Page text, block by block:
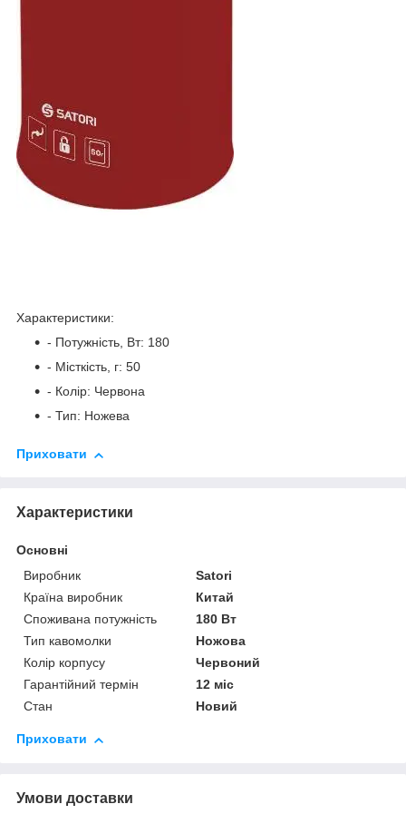
Характеристики:
- Потужність, Вт: 180
- Місткість, г: 50
- Колір: Червона
- Тип: Ножева
Приховати
Характеристики
Основні
Виробник
Satori
Країна виробник
Китай
Споживана потужність
180 Вт
Тип кавомолки
Ножова
Колір корпусу
Червоний
Гарантійний термін
12 міс
Стан
Новий
Приховати
Умови доставки